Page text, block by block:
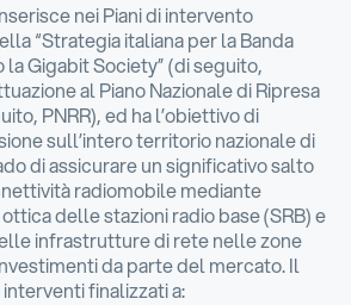
nei Piani di intervento
“Strategia italiana per la Banda
la Gigabit Society” (di seguito,
al Piano Nazionale di Ripresa
PNRR), ed ha l’obiettivo di
sull’intero territorio nazionale di
di assicurare un significativo salto
radiomobile mediante
delle stazioni radio base (SRB) e
infrastrutture di rete nelle zone
da parte del mercato. Il
finalizzati a: